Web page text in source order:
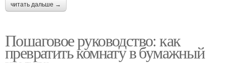
читать дальше →
Пошаговое руководство: как
превратить комнату в бумажный